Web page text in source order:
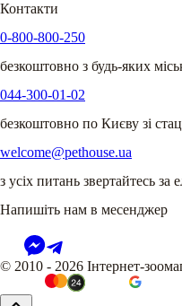
Контакти
0-800-800-250
безкоштовно з будь-яких
044-300-01-02
безкоштовно по Києву зі
welcome@pethouse.ua
з усіх питань звертайтесь
Напишіть нам в месенджер
© 2010 - 2026 Інтернет-